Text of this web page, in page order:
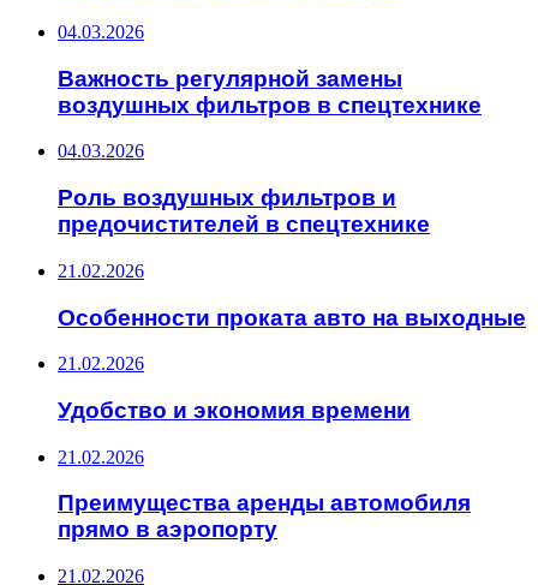
04.03.2026
Важность регулярной замены
воздушных фильтров в спецтехнике
04.03.2026
Роль воздушных фильтров и
предочистителей в спецтехнике
21.02.2026
Особенности проката авто на выходные
21.02.2026
Удобство и экономия времени
21.02.2026
Преимущества аренды автомобиля
прямо в аэропорту
21.02.2026